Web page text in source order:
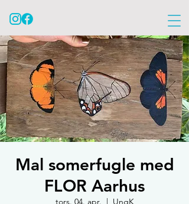
Mal somerfugle med
FLOR Aarhus
tors. 04. apr.
  |
UngK